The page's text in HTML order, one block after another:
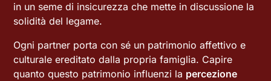
in un seme di insicurezza che mette in discussione la
solidità del legame.
Ogni partner porta con sé un patrimonio affettivo e
culturale ereditato dalla propria famiglia. Capire
quanto questo patrimonio influenzi la percezione